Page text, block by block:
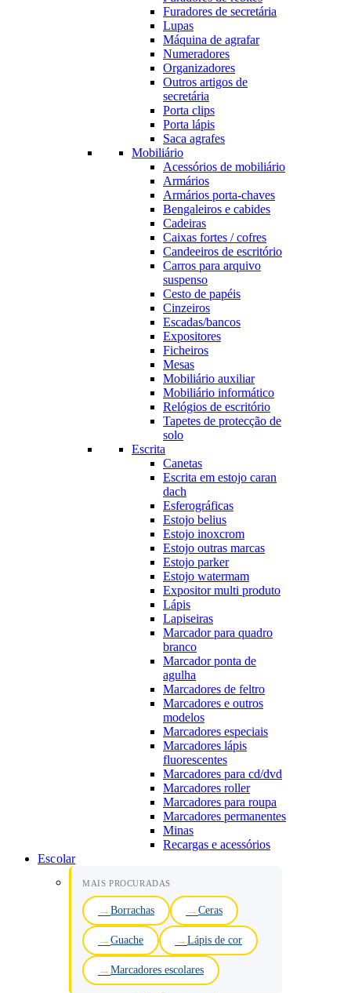
Furadores de secretária
Lupas
Máquina de agrafar
Numeradores
Organizadores
Outros artigos de
secretária
Porta clips
Porta lápis
Saca agrafes
Mobiliário
Acessórios de mobiliário
Armários
Armários porta-chaves
Bengaleiros e cabides
Cadeiras
Caixas fortes / cofres
Candeeiros de escritório
Carros para arquivo
suspenso
Cesto de papéis
Cinzeiros
Escadas/bancos
Expositores
Ficheiros
Mesas
Mobiliário auxiliar
Mobiliário informático
Relógios de escritório
Tapetes de protecção de
solo
Escrita
Canetas
Escrita em estojo caran
dach
Esferográficas
Estojo belius
Estojo inoxcrom
Estojo outras marcas
Estojo parker
Estojo watermam
Expositor multi produto
Lápis
Lapiseiras
Marcador para quadro
branco
Marcador ponta de
agulha
Marcadores de feltro
Marcadores e outros
modelos
Marcadores especiais
Marcadores lápis
fluorescentes
Marcadores para cd/dvd
Marcadores roller
Marcadores para roupa
Marcadores permanentes
Minas
Recargas e acessórios
Escolar
MAIS PROCURADAS
Borrachas Ceras
Guache Lápis de cor
Marcadores escolares